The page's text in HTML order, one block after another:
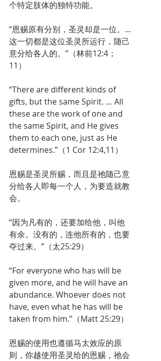
个特定肢体的独特功能。
“恩赐原有分别，圣灵却是一位。…
这一切都是这位圣灵所运行，随己
意分给各人的。”（林前12:4；
11）
“There are different kinds of
gifts, but the same Spirit. … All
these are the work of one and
the same Spirit, and He gives
them to each one, just as He
determines.”（1 Cor 12:4,11）
恩赐是圣灵所赐，而且是祂随己意
分给各人即每一个人，为要造就教
会。
“因为凡有的，还要加给他，叫他
有余。没有的，连他所有的，也要
夺过来。”（太25:29）
“For everyone who has will be
given more, and he will have an
abundance. Whoever does not
have, even what he has will be
taken from him.”（Matt 25:29）
恩赐的使用也遵循马太效应的原
则，你越使用圣灵给的恩赐，祂会